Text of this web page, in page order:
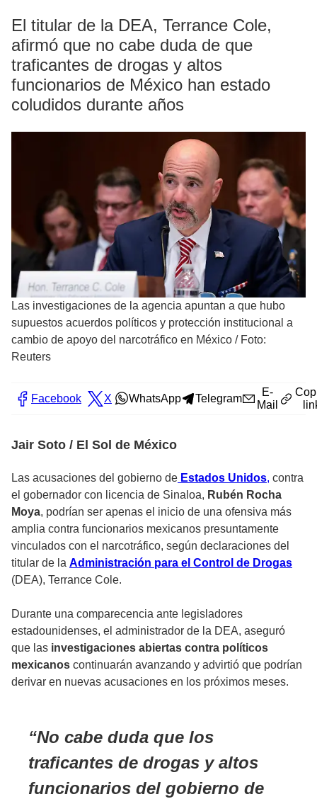
El titular de la DEA, Terrance Cole,
afirmó que no cabe duda de que
traficantes de drogas y altos
funcionarios de México han estado
coludidos durante años
Las investigaciones de la agencia apuntan a que hubo
supuestos acuerdos políticos y protección institucional a
cambio de apoyo del narcotráfico en México / Foto:
Reuters
Facebook X WhatsApp Telegram
E-
Mail
Jair Soto / El Sol de México
Las acusaciones del gobierno de Estados Unidos, contra
el gobernador con licencia de Sinaloa, Rubén Rocha
Moya, podrían ser apenas el inicio de una ofensiva más
amplia contra funcionarios mexicanos presuntamente
vinculados con el narcotráfico, según declaraciones del
titular de la Administración para el Control de Drogas
(DEA), Terrance Cole.
Durante una comparecencia ante legisladores
estadounidenses, el administrador de la DEA, aseguró
que las investigaciones abiertas contra políticos
mexicanos continuarán avanzando y advirtió que podrían
derivar en nuevas acusaciones en los próximos meses.
No cabe duda que los
traficantes de drogas y altos
funcionarios del gobierno de